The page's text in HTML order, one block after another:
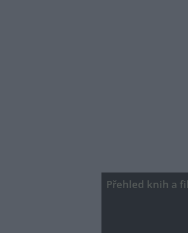
Přehled knih a